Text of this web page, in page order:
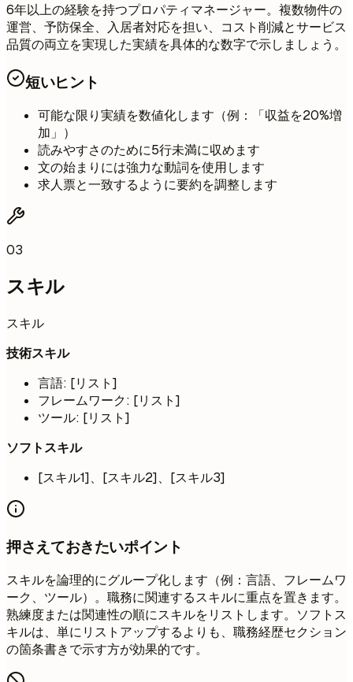
6年以上の経験を持つプロパティマネージャー。複数物件の
運営、予防保全、入居者対応を担い、コスト削減とサービス
品質の両立を実現した実績を具体的な数字で示しましょう。
短いヒント
可能な限り実績を数値化します（例：「収益を20%増
加」）
読みやすさのために5行未満に収めます
文の始まりには強力な動詞を使用します
求人票と一致するように要約を調整します
03
スキル
スキル
技術スキル
言語: [リスト]
フレームワーク: [リスト]
ツール: [リスト]
ソフトスキル
[スキル1]、[スキル2]、[スキル3]
押さえておきたいポイント
スキルを論理的にグループ化します（例：言語、フレームワ
ーク、ツール）。職務に関連するスキルに重点を置きます。
熟練度または関連性の順にスキルをリストします。ソフトス
キルは、単にリストアップするよりも、職務経歴セクション
の箇条書きで示す方が効果的です。